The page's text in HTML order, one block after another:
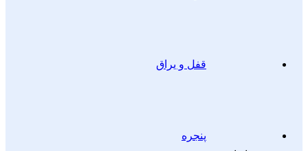
قفل و یراق
پنجره